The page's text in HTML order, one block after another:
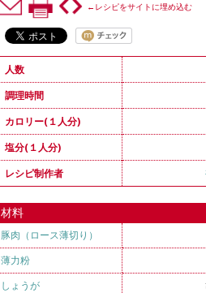
←レシピをサイトに埋め込む
人数
調理時間
カロリー(１人分)
塩分(１人分)
レシピ制作者
材料
豚肉（ロース薄切り）
薄力粉
しょうが